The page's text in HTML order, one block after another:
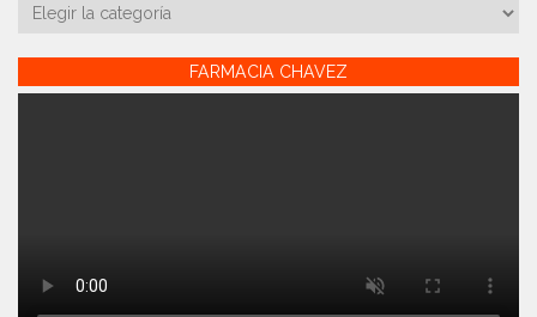
Categorías
FARMACIA CHAVEZ